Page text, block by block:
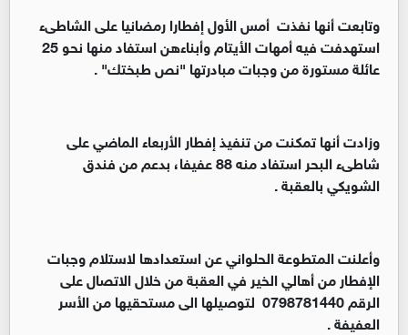
وتابعت أنها نفذت أمس الأول إفطارا رمضانيا على الشاطىء
استهدفت فيه أمهات الأيتام وأبناءهن استفاد منها نحو 25
عائلة مستورة من وجبات مبادرتها "نص طبختك" .
وزادت أنها تمكنت من تنفيذ إفطار الأربعاء الماضي على
شاطىء البحر استفاد منه 88 عفيفا، بدعم من فندق
الشويكي بالعقبة .
وأعلنت المتطوعة الحلواني عن استعدادها لاستلام وجبات
الإفطار من أهالي الخير في العقبة من خلال الاتصال على
الرقم 0798781440 لتوصيلها الى مستحقيها من الأسر
العفيفة .